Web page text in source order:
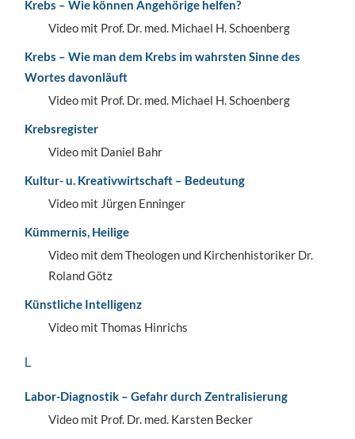
Krebs – Wie können Angehörige helfen?
Video mit Prof. Dr. med. Michael H. Schoenberg
Krebs – Wie man dem Krebs im wahrsten Sinne des
Wortes davonläuft
Video mit Prof. Dr. med. Michael H. Schoenberg
Krebsregister
Video mit Daniel Bahr
Kultur- u. Kreativwirtschaft – Bedeutung
Video mit Jürgen Enninger
Kümmernis, Heilige
Video mit dem Theologen und Kirchenhistoriker Dr.
Roland Götz
Künstliche Intelligenz
Video mit Thomas Hinrichs
L
Labor-Diagnostik – Gefahr durch Zentralisierung
Video mit Prof. Dr. med. Karsten Becker